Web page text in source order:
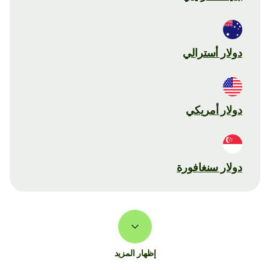
دولار أسترالي
دولار أمريكي
دولار سنغافورة
إظهار المزيد